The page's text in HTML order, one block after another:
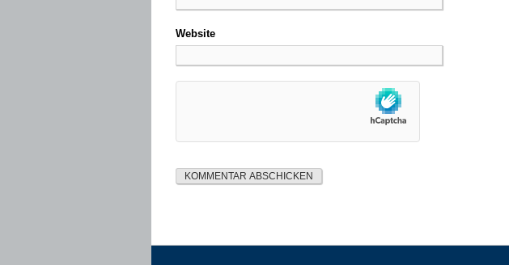
Website